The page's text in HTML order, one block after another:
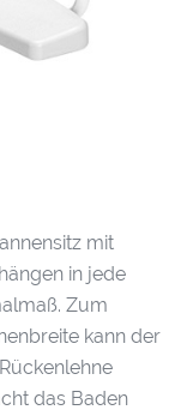
mit
in jede
Zum
kann der
das Baden